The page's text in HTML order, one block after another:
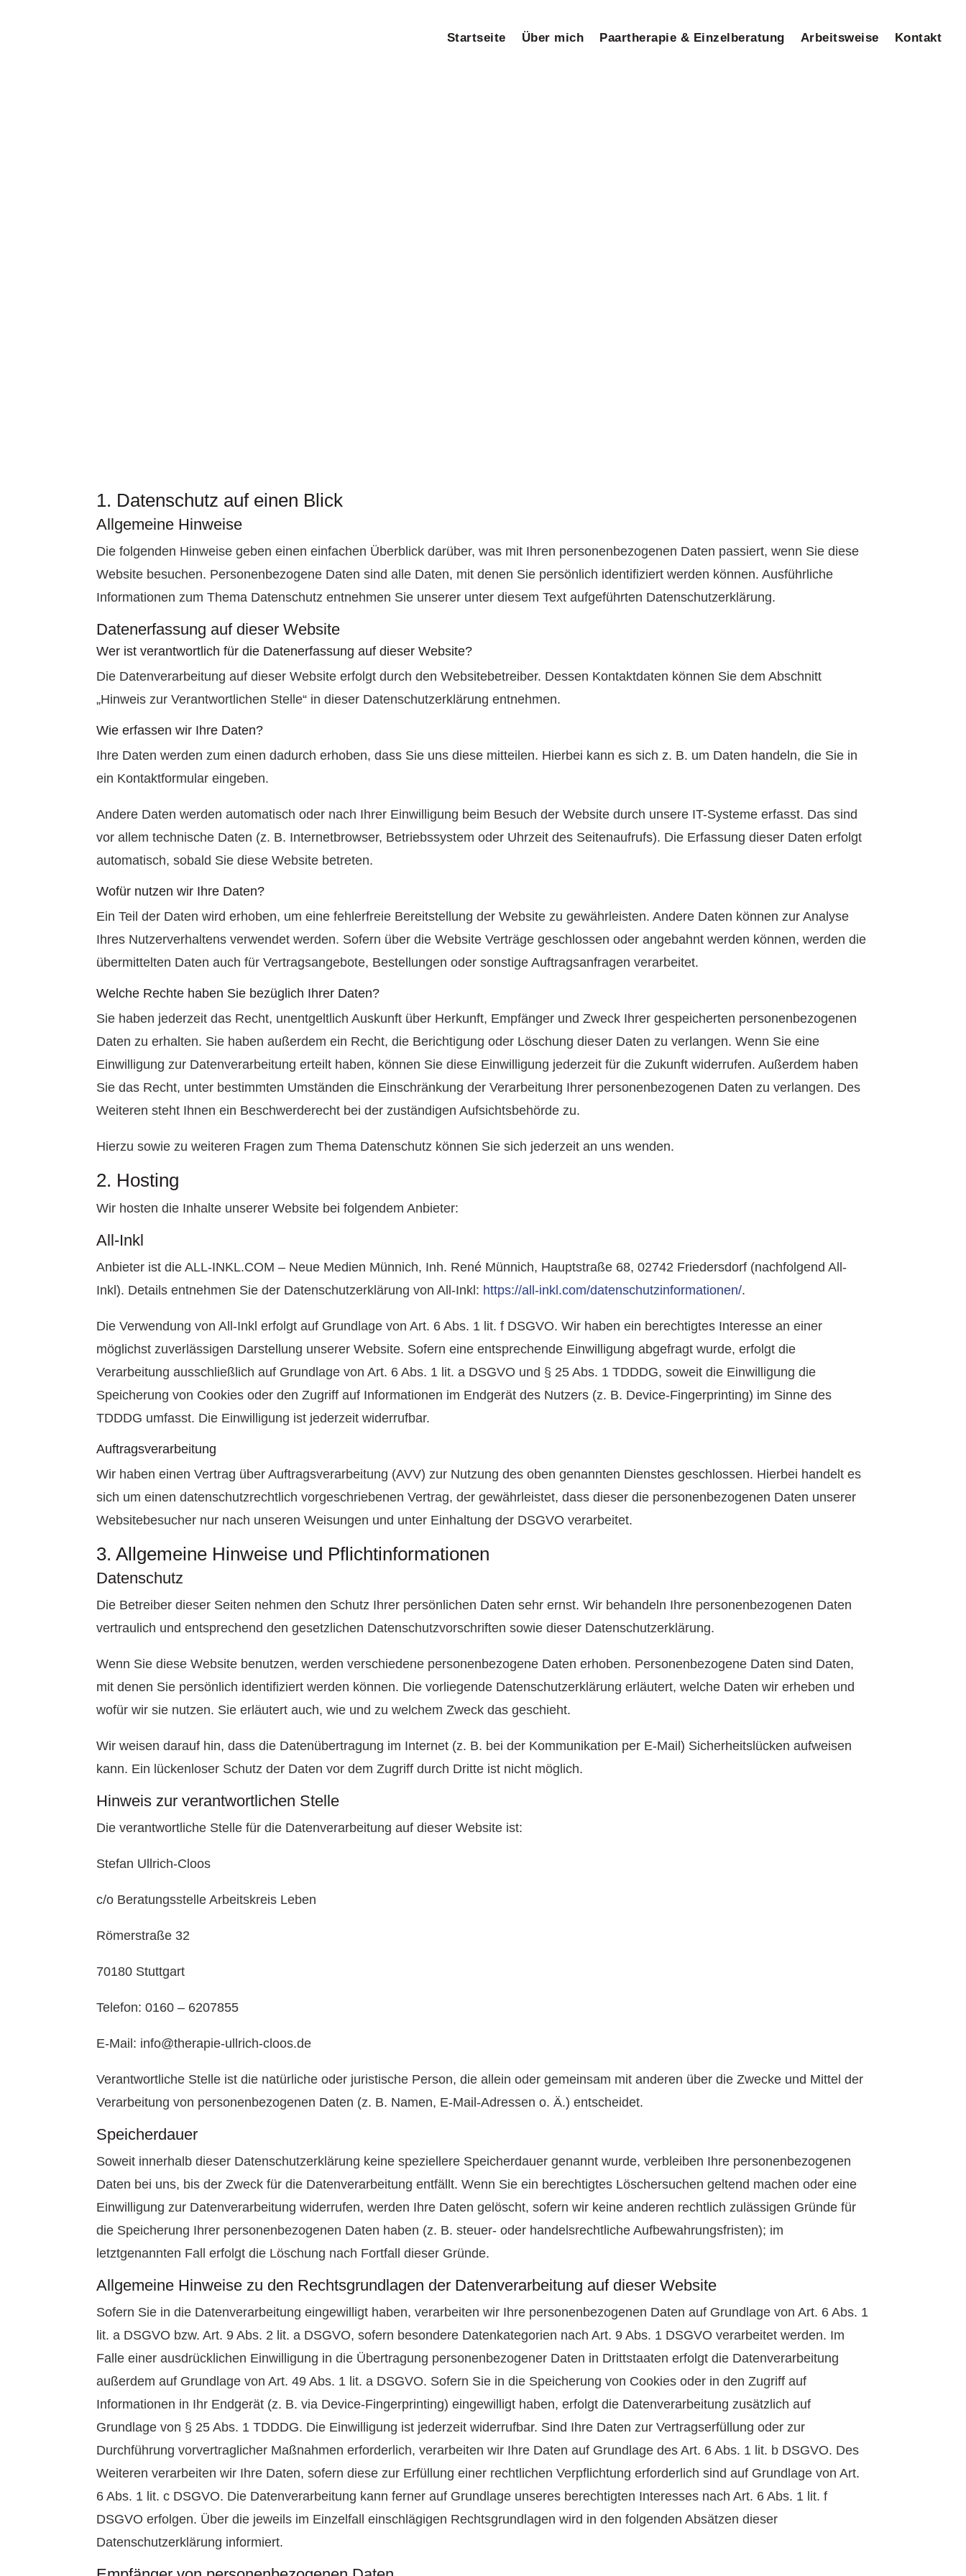
Startseite Über mich Paartherapie & Einzelberatung Arbeitsweise Kontakt
1. Datenschutz auf einen Blick
Allgemeine Hinweise
Die folgenden Hinweise geben einen einfachen Überblick darüber, was mit Ihren personenbezogenen Daten passiert, wenn Sie diese
Website besuchen. Personenbezogene Daten sind alle Daten, mit denen Sie persönlich identifiziert werden können. Ausführliche
Informationen zum Thema Datenschutz entnehmen Sie unserer unter diesem Text aufgeführten Datenschutzerklärung.
Datenerfassung auf dieser Website
Wer ist verantwortlich für die Datenerfassung auf dieser Website?
Die Datenverarbeitung auf dieser Website erfolgt durch den Websitebetreiber. Dessen Kontaktdaten können Sie dem Abschnitt
„Hinweis zur Verantwortlichen Stelle“ in dieser Datenschutzerklärung entnehmen.
Wie erfassen wir Ihre Daten?
Ihre Daten werden zum einen dadurch erhoben, dass Sie uns diese mitteilen. Hierbei kann es sich z. B. um Daten handeln, die Sie in
ein Kontaktformular eingeben.
Andere Daten werden automatisch oder nach Ihrer Einwilligung beim Besuch der Website durch unsere IT-Systeme erfasst. Das sind
vor allem technische Daten (z. B. Internetbrowser, Betriebssystem oder Uhrzeit des Seitenaufrufs). Die Erfassung dieser Daten erfolgt
automatisch, sobald Sie diese Website betreten.
Wofür nutzen wir Ihre Daten?
Ein Teil der Daten wird erhoben, um eine fehlerfreie Bereitstellung der Website zu gewährleisten. Andere Daten können zur Analyse
Ihres Nutzerverhaltens verwendet werden. Sofern über die Website Verträge geschlossen oder angebahnt werden können, werden die
übermittelten Daten auch für Vertragsangebote, Bestellungen oder sonstige Auftragsanfragen verarbeitet.
Welche Rechte haben Sie bezüglich Ihrer Daten?
Sie haben jederzeit das Recht, unentgeltlich Auskunft über Herkunft, Empfänger und Zweck Ihrer gespeicherten personenbezogenen
Daten zu erhalten. Sie haben außerdem ein Recht, die Berichtigung oder Löschung dieser Daten zu verlangen. Wenn Sie eine
Einwilligung zur Datenverarbeitung erteilt haben, können Sie diese Einwilligung jederzeit für die Zukunft widerrufen. Außerdem haben
Sie das Recht, unter bestimmten Umständen die Einschränkung der Verarbeitung Ihrer personenbezogenen Daten zu verlangen. Des
Weiteren steht Ihnen ein Beschwerderecht bei der zuständigen Aufsichtsbehörde zu.
Hierzu sowie zu weiteren Fragen zum Thema Datenschutz können Sie sich jederzeit an uns wenden.
2. Hosting
Wir hosten die Inhalte unserer Website bei folgendem Anbieter:
All-Inkl
Anbieter ist die ALL-INKL.COM – Neue Medien Münnich, Inh. René Münnich, Hauptstraße 68, 02742 Friedersdorf (nachfolgend All-
Inkl). Details entnehmen Sie der Datenschutzerklärung von All-Inkl: https://all-inkl.com/datenschutzinformationen/.
Die Verwendung von All-Inkl erfolgt auf Grundlage von Art. 6 Abs. 1 lit. f DSGVO. Wir haben ein berechtigtes Interesse an einer
möglichst zuverlässigen Darstellung unserer Website. Sofern eine entsprechende Einwilligung abgefragt wurde, erfolgt die
Verarbeitung ausschließlich auf Grundlage von Art. 6 Abs. 1 lit. a DSGVO und § 25 Abs. 1 TDDDG, soweit die Einwilligung die
Speicherung von Cookies oder den Zugriff auf Informationen im Endgerät des Nutzers (z. B. Device-Fingerprinting) im Sinne des
TDDDG umfasst. Die Einwilligung ist jederzeit widerrufbar.
Auftragsverarbeitung
Wir haben einen Vertrag über Auftragsverarbeitung (AVV) zur Nutzung des oben genannten Dienstes geschlossen. Hierbei handelt es
sich um einen datenschutzrechtlich vorgeschriebenen Vertrag, der gewährleistet, dass dieser die personenbezogenen Daten unserer
Websitebesucher nur nach unseren Weisungen und unter Einhaltung der DSGVO verarbeitet.
3. Allgemeine Hinweise und Pflicht­informationen
Datenschutz
Die Betreiber dieser Seiten nehmen den Schutz Ihrer persönlichen Daten sehr ernst. Wir behandeln Ihre personenbezogenen Daten
vertraulich und entsprechend den gesetzlichen Datenschutzvorschriften sowie dieser Datenschutzerklärung.
Wenn Sie diese Website benutzen, werden verschiedene personenbezogene Daten erhoben. Personenbezogene Daten sind Daten,
mit denen Sie persönlich identifiziert werden können. Die vorliegende Datenschutzerklärung erläutert, welche Daten wir erheben und
wofür wir sie nutzen. Sie erläutert auch, wie und zu welchem Zweck das geschieht.
Wir weisen darauf hin, dass die Datenübertragung im Internet (z. B. bei der Kommunikation per E-Mail) Sicherheitslücken aufweisen
kann. Ein lückenloser Schutz der Daten vor dem Zugriff durch Dritte ist nicht möglich.
Hinweis zur verantwortlichen Stelle
Die verantwortliche Stelle für die Datenverarbeitung auf dieser Website ist:
Stefan Ullrich-Cloos
c/o Beratungsstelle Arbeitskreis Leben
Römerstraße 32
70180 Stuttgart
Telefon: 0160 – 6207855
E-Mail: info@therapie-ullrich-cloos.de
Verantwortliche Stelle ist die natürliche oder juristische Person, die allein oder gemeinsam mit anderen über die Zwecke und Mittel der
Verarbeitung von personenbezogenen Daten (z. B. Namen, E-Mail-Adressen o. Ä.) entscheidet.
Speicherdauer
Soweit innerhalb dieser Datenschutzerklärung keine speziellere Speicherdauer genannt wurde, verbleiben Ihre personenbezogenen
Daten bei uns, bis der Zweck für die Datenverarbeitung entfällt. Wenn Sie ein berechtigtes Löschersuchen geltend machen oder eine
Einwilligung zur Datenverarbeitung widerrufen, werden Ihre Daten gelöscht, sofern wir keine anderen rechtlich zulässigen Gründe für
die Speicherung Ihrer personenbezogenen Daten haben (z. B. steuer- oder handelsrechtliche Aufbewahrungsfristen); im
letztgenannten Fall erfolgt die Löschung nach Fortfall dieser Gründe.
Allgemeine Hinweise zu den Rechtsgrundlagen der Datenverarbeitung auf dieser Website
Sofern Sie in die Datenverarbeitung eingewilligt haben, verarbeiten wir Ihre personenbezogenen Daten auf Grundlage von Art. 6 Abs. 1
lit. a DSGVO bzw. Art. 9 Abs. 2 lit. a DSGVO, sofern besondere Datenkategorien nach Art. 9 Abs. 1 DSGVO verarbeitet werden. Im
Falle einer ausdrücklichen Einwilligung in die Übertragung personenbezogener Daten in Drittstaaten erfolgt die Datenverarbeitung
außerdem auf Grundlage von Art. 49 Abs. 1 lit. a DSGVO. Sofern Sie in die Speicherung von Cookies oder in den Zugriff auf
Informationen in Ihr Endgerät (z. B. via Device-Fingerprinting) eingewilligt haben, erfolgt die Datenverarbeitung zusätzlich auf
Grundlage von § 25 Abs. 1 TDDDG. Die Einwilligung ist jederzeit widerrufbar. Sind Ihre Daten zur Vertragserfüllung oder zur
Durchführung vorvertraglicher Maßnahmen erforderlich, verarbeiten wir Ihre Daten auf Grundlage des Art. 6 Abs. 1 lit. b DSGVO. Des
Weiteren verarbeiten wir Ihre Daten, sofern diese zur Erfüllung einer rechtlichen Verpflichtung erforderlich sind auf Grundlage von Art.
6 Abs. 1 lit. c DSGVO. Die Datenverarbeitung kann ferner auf Grundlage unseres berechtigten Interesses nach Art. 6 Abs. 1 lit. f
DSGVO erfolgen. Über die jeweils im Einzelfall einschlägigen Rechtsgrundlagen wird in den folgenden Absätzen dieser
Datenschutzerklärung informiert.